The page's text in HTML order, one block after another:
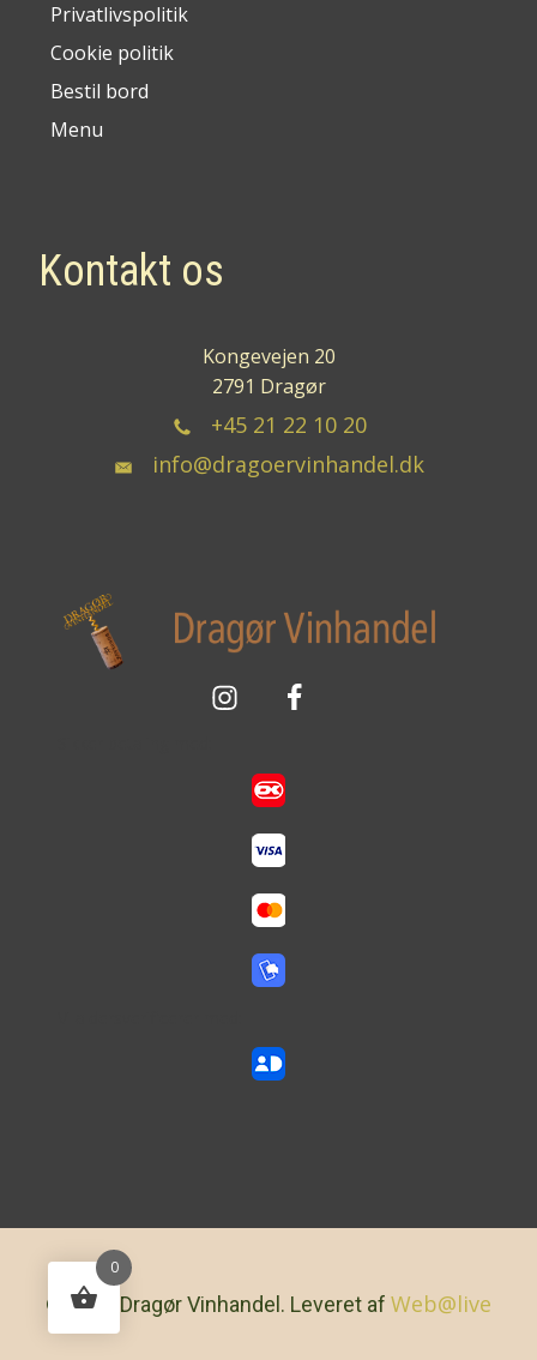
Privatlivspolitik
Cookie politik
Bestil bord
Menu
Kontakt os
Kongevejen 20
2791 Dragør
+45 21 22 10 20
info@dragoervinhandel.dk
© 2026 Dragør Vinhandel. Leveret af Web@live
0